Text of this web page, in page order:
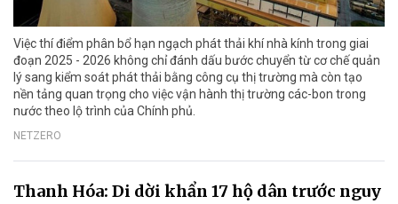
Việc thí điểm phân bổ hạn ngạch phát thải khí nhà kính trong giai
đoạn 2025 - 2026 không chỉ đánh dấu bước chuyển từ cơ chế quản
lý sang kiểm soát phát thải bằng công cụ thị trường mà còn tạo
nền tảng quan trọng cho việc vận hành thị trường các-bon trong
nước theo lộ trình của Chính phủ.
NETZERO
Thanh Hóa: Di dời khẩn 17 hộ dân trước nguy